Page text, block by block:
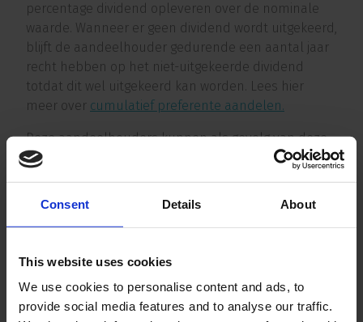
Consent Details About
This website uses cookies
We use cookies to personalise content and ads, to
provide social media features and to analyse our traffic.
percentage dividend opleveren over de nominale
waarde. Wanneer er geen dividend wordt uitgekeerd,
blijft de aandeelhouder gedurende een aantal jaar
recht hebben op het niet-uitgekeerde dividend
totdat dit wel uitgekeerd kan worden. Lees hier
meer over cumulatief preferente aandelen.
Deze aandeelhouders kunnen als gevolg van deze
regeling in het ene jaar recht hebben op het
ontvangen (of een deel ervan). In de praktijk bleek
dan wat er met de regeling werd beoogd: het effect
Staatssecretaris van Financiën eind 2022 besloten
dat bij de inkoop van cumulatief preferente